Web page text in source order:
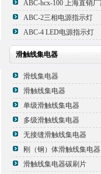
ABC-2三相电源指示灯
ABC-4 LED电源指示灯
滑触线集电器
滑线集电器
滑触线集电器
单级滑触线集电器
多级滑触线集电器
无接缝滑触线集电器
刚（钢）体滑触线集电器
滑触线集电器碳刷片